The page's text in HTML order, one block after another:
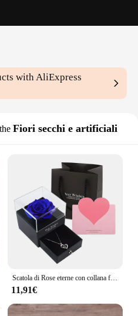
with AliExpress
Fiori secchi e artificiali
Scatola di Rose eterne con collana fiori stabilizzati rosa con collana di cristallo regali per mamma moglie fidanzata lei nel giorno dell'anniversario
11,91€